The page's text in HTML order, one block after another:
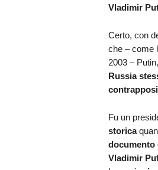
Vladimir
Certo, con
che – come
2003 –
Russia
Fu un
storica
documento
Vladimir